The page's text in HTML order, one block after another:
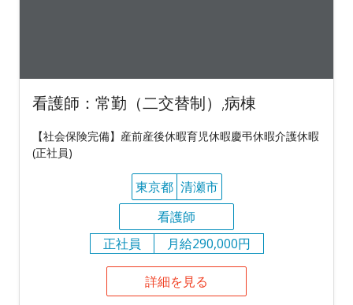
看護師：常勤（二交替制）,病棟
【社会保険完備】産前産後休暇育児休暇慶弔休暇介護休暇
(正社員)
東京都 清瀬市
看護師
正社員
月給290,000円
詳細を見る